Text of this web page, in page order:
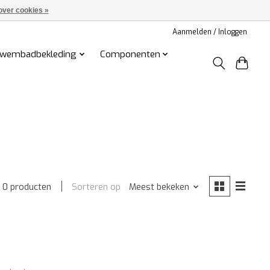
Aanmelden / Inloggen
Componenten
0 producten Sorteren op Meest bekeken
cookies »